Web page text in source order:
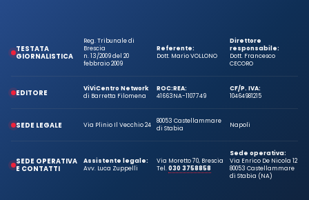
TESTATA
GIORNALISTICA
Reg. Tribunale di
Brescia
n. 13/2009 del 20
febbraio 2009
Referente:
Dott. Mario VOLLONO
Direttore
responsabile:
Dott. Francesco
CECORO
EDITORE
ViViCentro Network
di Barretta Filomena
ROC:
41663
REA:
NA-1107749
CF/P. IVA:
10464981215
SEDE LEGALE Via Plinio Il Vecchio 24
80053 Castellammare
di Stabia
Napoli
SEDE OPERATIVA
E CONTATTI
Assistente legale:
Avv. Luca Zuppelli
Via Moretto 70, Brescia
Tel.030 3758858
Sede operativa:
Via Enrico De Nicola 12
80053 Castellammare
di Stabia (NA)